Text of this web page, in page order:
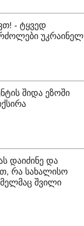
- ტყვედ
უკრაინელ
შიდა ეზოში
დაიძინე და
რა სახალისო
შვილი